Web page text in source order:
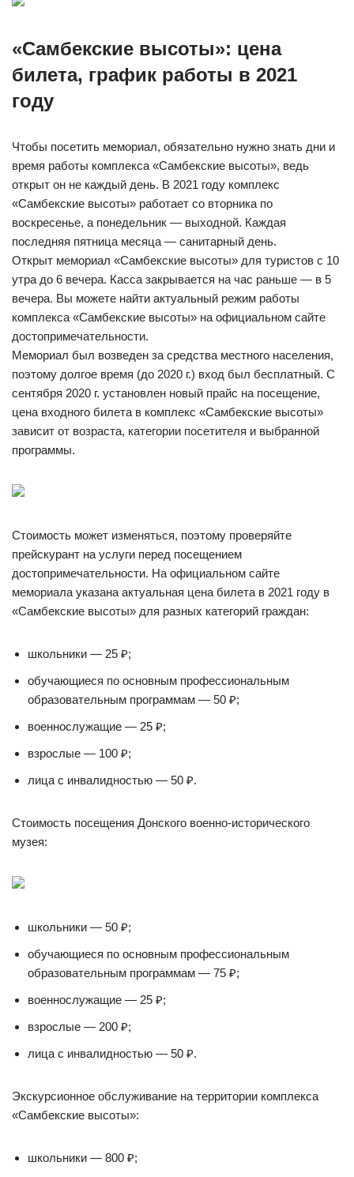
«Самбекские высоты»: цена
билета, график работы в 2021
году
Чтобы посетить мемориал, обязательно нужно знать дни и
время работы комплекса «Самбекские высоты», ведь
открыт он не каждый день. В 2021 году комплекс
«Самбекские высоты» работает со вторника по
воскресенье, а понедельник — выходной. Каждая
последняя пятница месяца — санитарный день.
Открыт мемориал «Самбекские высоты» для туристов с 10
утра до 6 вечера. Касса закрывается на час раньше — в 5
вечера. Вы можете найти актуальный режим работы
комплекса «Самбекские высоты» на официальном сайте
достопримечательности.
Мемориал был возведен за средства местного населения,
поэтому долгое время (до 2020 г.) вход был бесплатный. С
сентября 2020 г. установлен новый прайс на посещение,
цена входного билета в комплекс «Самбекские высоты»
зависит от возраста, категории посетителя и выбранной
программы.
Стоимость может изменяться, поэтому проверяйте
прейскурант на услуги перед посещением
достопримечательности. На официальном сайте
мемориала указана актуальная цена билета в 2021 году в
«Самбекские высоты» для разных категорий граждан:
школьники — 25 ₽;
обучающиеся по основным профессиональным
образовательным программам — 50 ₽;
военнослужащие — 25 ₽;
взрослые — 100 ₽;
лица с инвалидностью — 50 ₽.
Стоимость посещения Донского военно-исторического
музея:
школьники — 50 ₽;
обучающиеся по основным профессиональным
образовательным программам — 75 ₽;
военнослужащие — 25 ₽;
взрослые — 200 ₽;
лица с инвалидностью — 50 ₽.
Экскурсионное обслуживание на территории комплекса
«Самбекские высоты»:
школьники — 800 ₽;